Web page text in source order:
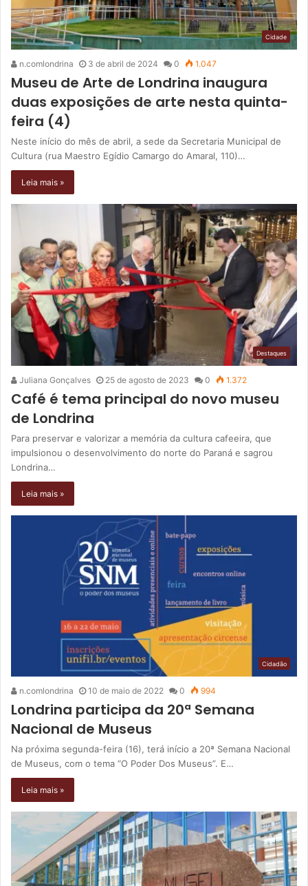
Cidade
n.comlondrina 3 de abril de 2024 0 1.047
Museu de Arte de Londrina inaugura
duas exposições de arte nesta quinta-
feira (4)
Neste início do mês de abril, a sede da Secretaria Municipal de
Cultura (rua Maestro Egídio Camargo do Amaral, 110)…
Leia mais »
Destaques
Juliana Gonçalves 25 de agosto de 2023 0 1.372
Café é tema principal do novo museu
de Londrina
Para preservar e valorizar a memória da cultura cafeeira, que
impulsionou o desenvolvimento do norte do Paraná e sagrou
Londrina…
Leia mais »
Cidadão
n.comlondrina 10 de maio de 2022 0 994
Londrina participa da 20ª Semana
Nacional de Museus
Na próxima segunda-feira (16), terá início a 20ª Semana Nacional
de Museus, com o tema “O Poder Dos Museus”. E…
Leia mais »